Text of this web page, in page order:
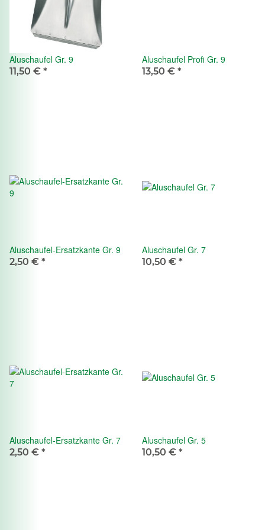
Aluschaufel Gr. 9
11,50 € *
Aluschaufel Profi Gr. 9
13,50 € *
Aluschaufel-Ersatzkante Gr. 9
2,50 € *
Aluschaufel Gr. 7
10,50 € *
Aluschaufel-Ersatzkante Gr. 7
2,50 € *
Aluschaufel Gr. 5
10,50 € *